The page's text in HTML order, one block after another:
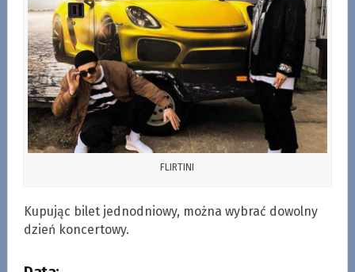
FLIRTINI
Kupując bilet jednodniowy, można wybrać dowolny
dzień koncertowy.